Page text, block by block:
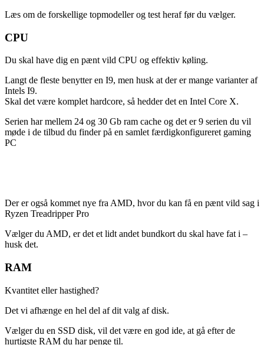
Læs om de forskellige topmodeller og test heraf før du vælger.
CPU
Du skal have dig en pænt vild CPU og effektiv køling.
Langt de fleste benytter en I9, men husk at der er mange varianter af
Intels I9.
Skal det være komplet hardcore, så hedder det en Intel Core X.
Serien har mellem 24 og 30 Gb ram cache og det er 9 serien du vil
møde i de tilbud du finder på en samlet færdigkonfigureret gaming
PC
Der er også kommet nye fra AMD, hvor du kan få en pænt vild sag i
Ryzen Treadripper Pro
Vælger du AMD, er det et lidt andet bundkort du skal have fat i –
husk det.
RAM
Kvantitet eller hastighed?
Det vi afhænge en hel del af dit valg af disk.
Vælger du en SSD disk, vil det være en god ide, at gå efter de
hurtigste RAM du har penge til.